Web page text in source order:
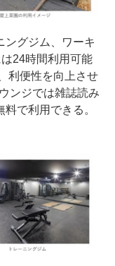
ングジム、ワーキ
24時間利用可能
利便性を向上させ
ンジでは雑誌読み
で利用できる。